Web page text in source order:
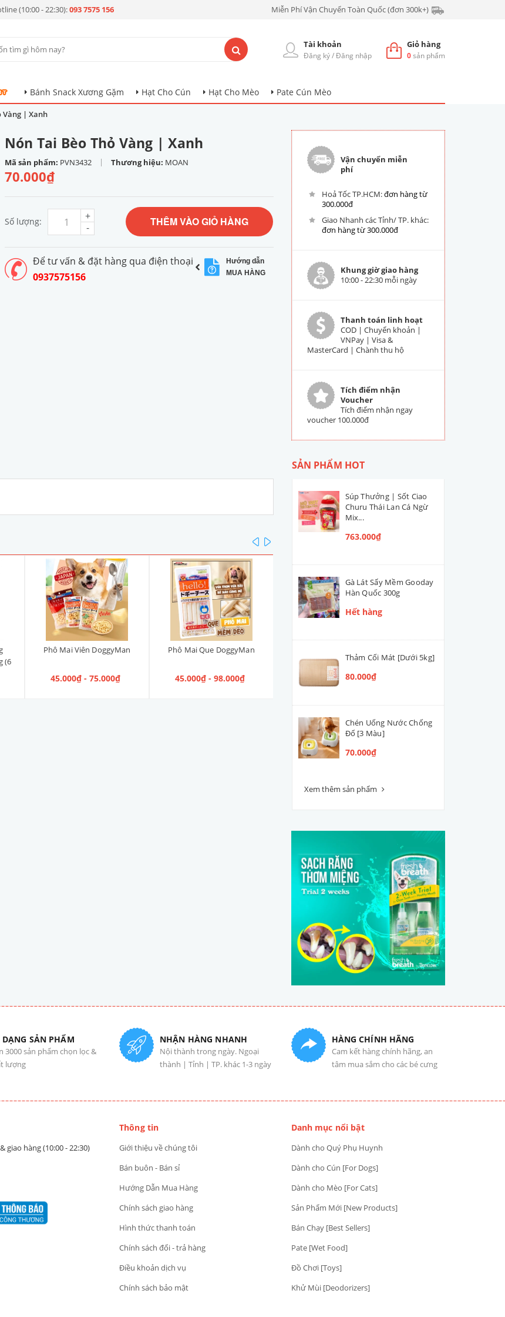
(10:00 - 22:30):093 7575 156 Miễn Phí Vận Chuyển Toàn Quốc (đơn 300k+)
Giỏ hàng
0sản phẩm
Tài khoản
Đăng ký/Đăng nhập
Bánh Snack Xương Gặm Hạt Cho Cún Hạt Cho Mèo Pate Cún Mèo
Vàng | Xanh
Nón Tai Bèo Thỏ Vàng | Xanh
Mã sản phẩm: PVN3432 | Thương hiệu: MOAN
70.000₫
Số lượng: -
+ THÊM VÀO GIỎ HÀNG
Để tư vấn & đặt hàng qua điện thoại
0937575156
Hướng dẫn
MUA HÀNG
Vận chuyển miễn
phí
Hoả Tốc TP.HCM:đơn hàng từ
300.000đ
Giao Nhanh các Tỉnh/ TP. khác:
đơn hàng từ 300.000đ
Khung giờ giao hàng
10:00 - 22:30 mỗi ngày
Thanh toán linh hoạt
COD | Chuyển khoản |
VNPay | Visa &
MasterCard | Chành thu hộ
Tích điểm nhận
Voucher
Tích điểm nhận ngay
voucher 100.000đ
(6
Phô Mai Viên DoggyMan
45.000₫ - 75.000₫
Phô Mai Que DoggyMan
45.000₫ - 98.000₫
95g
65.000₫
prev
SẢN PHẨM HOT
Súp Thưởng | Sốt Ciao
Churu Thái Lan Cá Ngừ
Mix...
763.000₫
Gà Lát Sấy Mềm Gooday
Hàn Quốc 300g
Hết hàng
Thảm Cối Mát [Dưới 5kg]
80.000₫
Chén Uống Nước Chống
Đổ [3 Màu]
70.000₫
Xem thêm sản phẩm
SẢN PHẨM
3000 sản phẩm chọn lọc &
lượng
NHẬN HÀNG NHANH
Nội thành trong ngày. Ngoại
thành | Tỉnh | TP. khác 1-3 ngày
HÀNG CHÍNH HÃNG
Cam kết hàng chính hãng, an
tâm mua sắm cho các bé cưng
giao hàng (10:00 - 22:30)
Thông tin
Giới thiệu về chúng tôi
Bán buôn - Bán sỉ
Hướng Dẫn Mua Hàng
Chính sách giao hàng
Hình thức thanh toán
Chính sách đổi - trả hàng
Điều khoản dịch vụ
Chính sách bảo mật
Danh mục nổi bật
Dành cho Quý Phụ Huynh
Dành cho Cún [For Dogs]
Dành cho Mèo [For Cats]
Sản Phẩm Mới [New Products]
Bán Chạy [Best Sellers]
Pate [Wet Food]
Đồ Chơi [Toys]
Khử Mùi [Deodorizers]